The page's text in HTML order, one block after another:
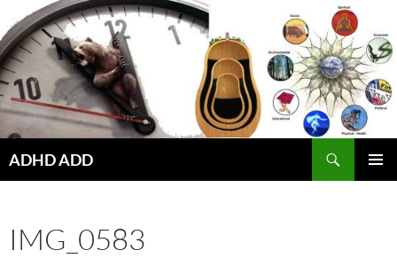
Hoppa
till
innehåll
ADHD ADD
IMG_0583